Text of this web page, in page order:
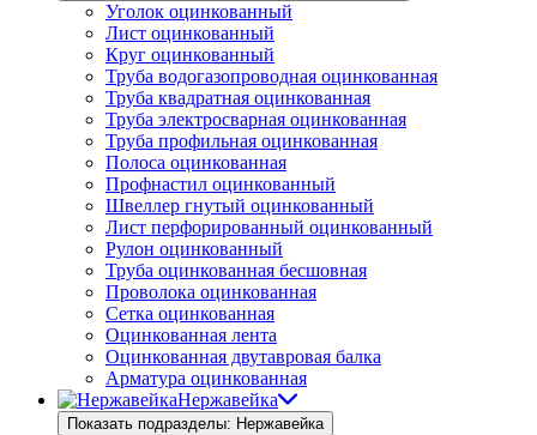
Уголок оцинкованный
Лист оцинкованный
Круг оцинкованный
Труба водогазопроводная оцинкованная
Труба квадратная оцинкованная
Труба электросварная оцинкованная
Труба профильная оцинкованная
Полоса оцинкованная
Профнастил оцинкованный
Швеллер гнутый оцинкованный
Лист перфорированный оцинкованный
Рулон оцинкованный
Труба оцинкованная бесшовная
Проволока оцинкованная
Сетка оцинкованная
Оцинкованная лента
Оцинкованная двутавровая балка
Арматура оцинкованная
Нержавейка
Показать подразделы: Нержавейка